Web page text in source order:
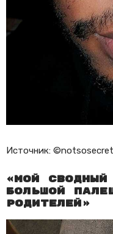
Источник:
«Мой
большой
родителей»